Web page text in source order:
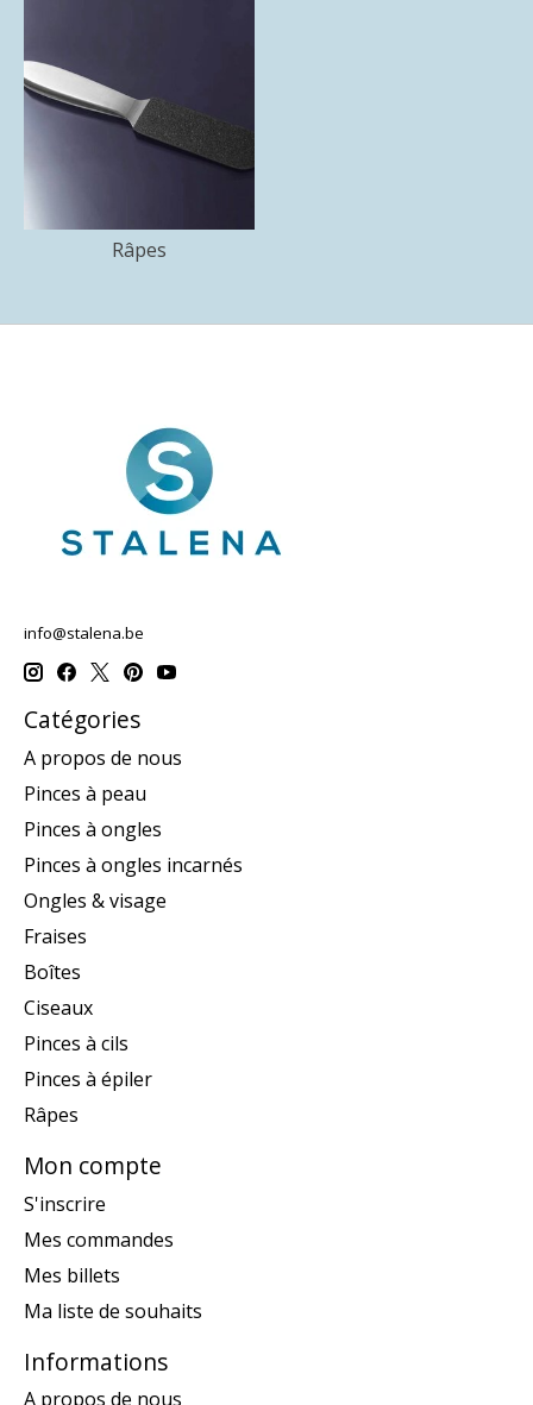
Râpes
info@stalena.be
Catégories
A propos de nous
Pinces à peau
Pinces à ongles
Pinces à ongles incarnés
Ongles & visage
Fraises
Boîtes
Ciseaux
Pinces à cils
Pinces à épiler
Râpes
Mon compte
S'inscrire
Mes commandes
Mes billets
Ma liste de souhaits
Informations
A propos de nous